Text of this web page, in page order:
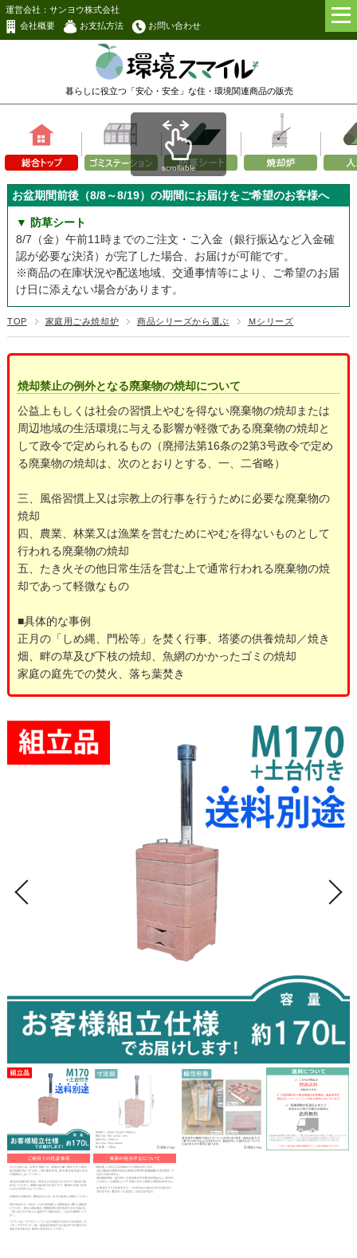
運営会社：サンヨウ株式会社
会社概要
お支払方法 お問い合わせ
暮らしに役立つ「安心・安全」な住・環境関連商品の販売
scrollable
お盆期間前後（8/8～8/19）の期間にお届けをご希望のお客様へ
▼ 防草シート
8/7（金）午前11時までのご注文・ご入金（銀行振込など入金確
認が必要な決済）が完了した場合、お届けが可能です。
※商品の在庫状況や配送地域、交通事情等により、ご希望のお届
け日に添えない場合があります。
TOP 家庭用ごみ焼却炉 商品シリーズから選ぶ Ｍシリーズ
焼却禁止の例外となる廃棄物の焼却について
公益上もしくは社会の習慣上やむを得ない廃棄物の焼却または
周辺地域の生活環境に与える影響が軽微である廃棄物の焼却と
して政令で定められるもの（廃掃法第16条の2第3号政令で定め
る廃棄物の焼却は、次のとおりとする、一、二省略）
三、風俗習慣上又は宗教上の行事を行うために必要な廃棄物の
焼却
四、農業、林業又は漁業を営むためにやむを得ないものとして
行われる廃棄物の焼却
五、たき火その他日常生活を営む上で通常行われる廃棄物の焼
却であって軽微なもの
■具体的な事例
正月の「しめ縄、門松等」を焚く行事、塔婆の供養焼却／焼き
畑、畔の草及び下枝の焼却、魚網のかかったゴミの焼却
家庭の庭先での焚火、落ち葉焚き